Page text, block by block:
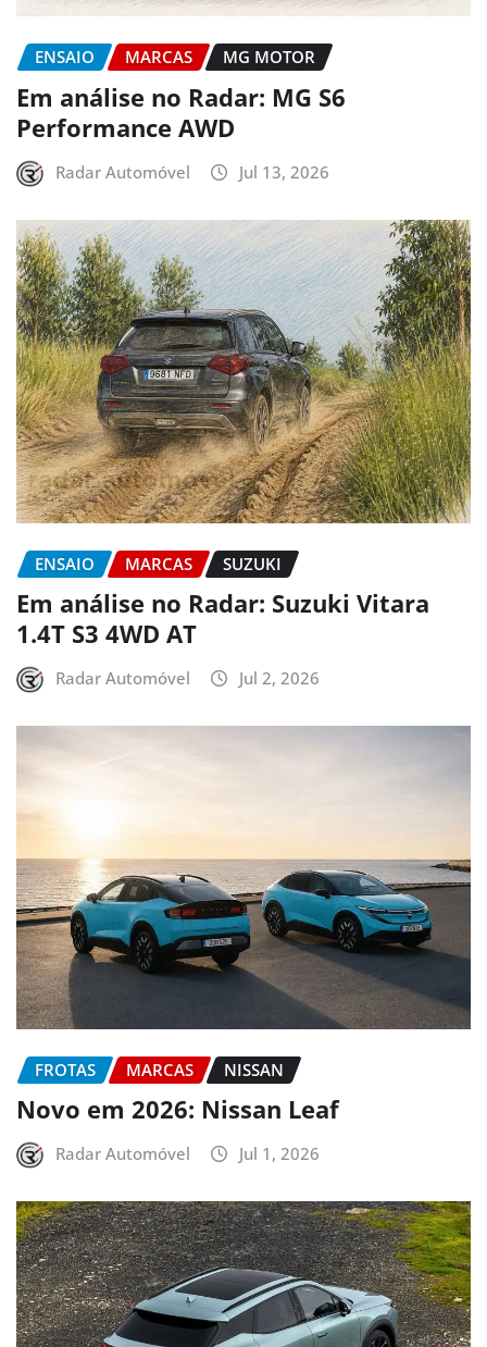
ENSAIO MARCAS MG MOTOR
Em análise no Radar: MG S6
Performance AWD
Radar Automóvel Jul 13, 2026
ENSAIO MARCAS SUZUKI
Em análise no Radar: Suzuki Vitara
1.4T S3 4WD AT
Radar Automóvel Jul 2, 2026
FROTAS MARCAS NISSAN
Novo em 2026: Nissan Leaf
Radar Automóvel Jul 1, 2026